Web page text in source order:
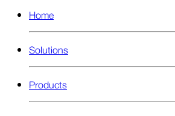
Home
Solutions
Products